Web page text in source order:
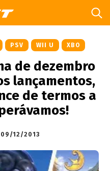
PSV WII U XBO
de dezembro
lançamentos,
de termos a
09/12/2013